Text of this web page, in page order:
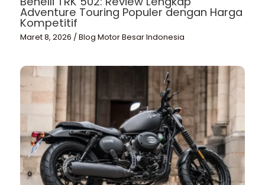
Adventure Touring Populer dengan Harga
Kompetitif
Maret 8, 2026 /Blog Motor Besar Indonesia